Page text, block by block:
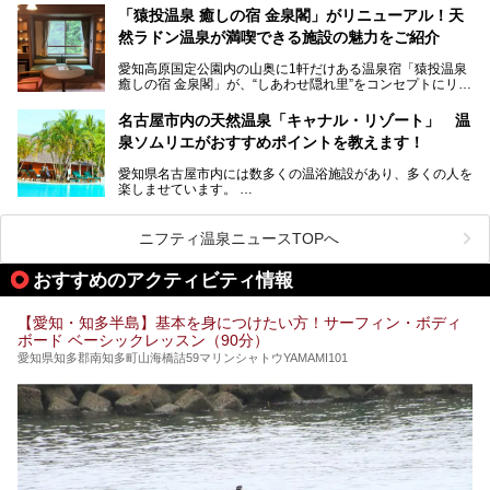
お好みの温泉施設を見つけて楽しんでくださいね。
「名古屋駅周辺ってサウナが少ないよね」という声をよく耳
にするだけあり、アクセスの良さにも胸が高鳴ります。
今回は普段は男性専用となっているパブリックサウナが、女
さっそく取材してきました！
「猿投温泉 癒しの宿 金泉閣」がリニューアル！天
然ラドン温泉が満喫できる施設の魅力をご紹介
愛知高原国定公園内の山奥に1軒だけある温泉宿「猿投温泉
癒しの宿 金泉閣」が、“しあわせ隠れ里”をコンセプトにリニ
天然ラドン温泉が堪能できるお風呂や、新設・改装された客
室、地元の食材と温泉水で作られたお料理……。
ご紹介します。
名古屋市内の天然温泉「キャナル・リゾート」 温
泉ソムリエがおすすめポイントを教えます！
愛知県名古屋市内には数多くの温浴施設があり、多くの人を
楽しませています。
ムリエの目線で紹介していきます！
名古屋市内にはスーパー銭湯や日帰り温泉が多く、「どこに
行こうかな？」と悩んでしまう方も多いと思います。
ぜひこの記事を参考にして「キャナル・リゾート」に出かけ
てみるのはいかがでしょうか？
ニフティ温泉ニュースTOPへ
おすすめのアクティビティ情報
【愛知・知多半島】基本を身につけたい方！サーフィン・ボディ
ボード ベーシックレッスン（90分）
愛知県知多郡南知多町山海橋詰59マリンシャトウYAMAMI101